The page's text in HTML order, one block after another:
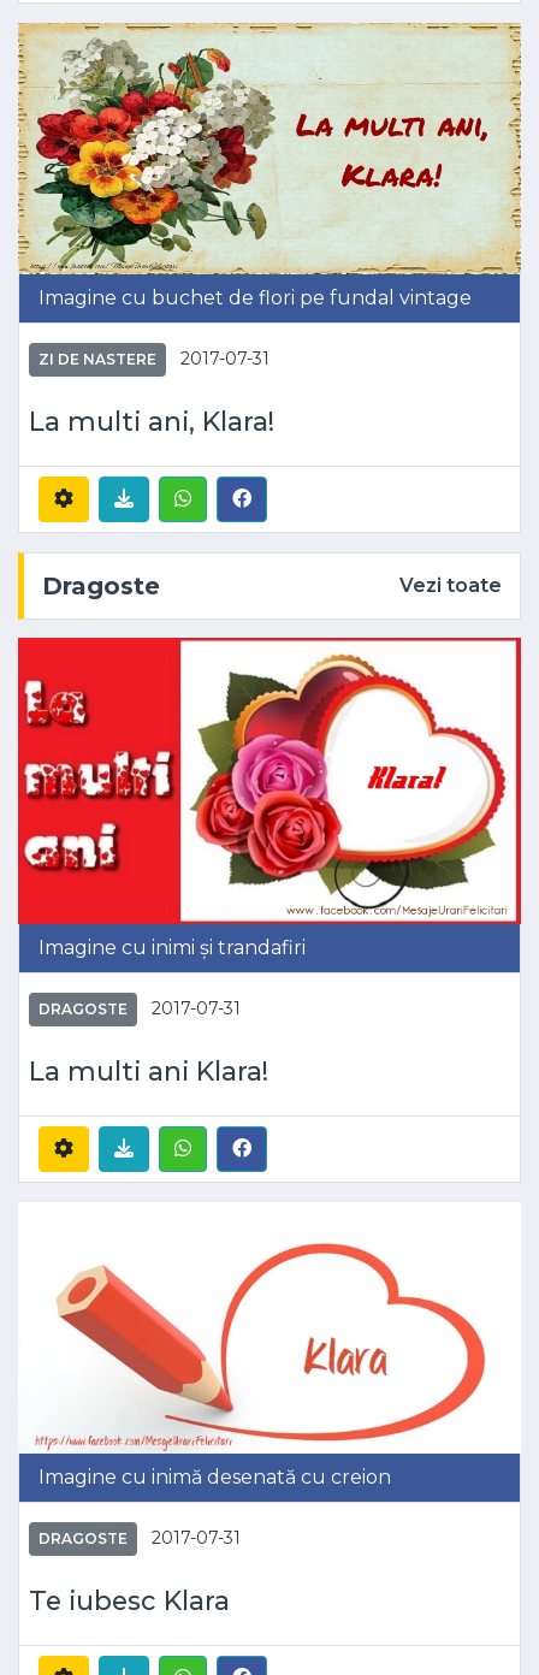
Imagine cu buchet de flori pe fundal vintage
ZI DE NASTERE 2017-07-31
La multi ani, Klara!
Dragoste Vezi toate
Imagine cu inimi și trandafiri
DRAGOSTE 2017-07-31
La multi ani Klara!
Imagine cu inimă desenată cu creion
DRAGOSTE 2017-07-31
Te iubesc Klara